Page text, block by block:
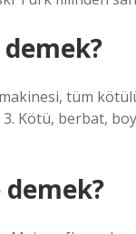
demek?
tüm
Kötü, berbat,